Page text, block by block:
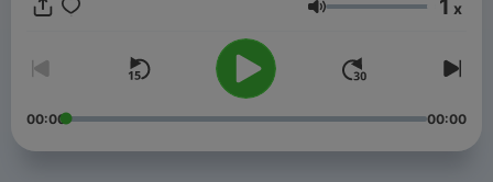
Volume 1 x
00:00 00:00